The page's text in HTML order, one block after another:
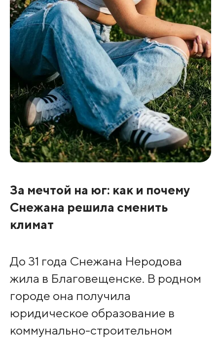
За мечтой на юг: как и почему
Снежана решила сменить
климат
До 31 года Снежана Неродова
жила в Благовещенске. В родном
городе она получила
юридическое образование в
коммунально-строительном